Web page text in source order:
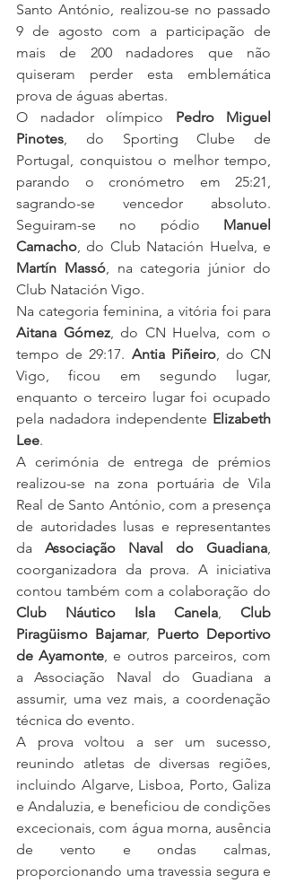
Santo António, realizou-se no passado
9 de agosto com a participação de
mais de 200 nadadores que não
quiseram perder esta emblemática
prova de águas abertas.
O nadador olímpico Pedro Miguel
Pinotes, do Sporting Clube de
Portugal, conquistou o melhor tempo,
parando o cronómetro em 25:21,
sagrando-se vencedor absoluto.
Seguiram-se no pódio Manuel
Camacho
Martín Massó, na categoria júnior do
Club Natación Vigo.
Aitana Gómez, do CN Huelva, com o
tempo de 29:17. Antia Piñeiro, do CN
Vigo, ficou em segundo lugar,
enquanto o terceiro lugar foi ocupado
pela nadadora independente Elizabeth
Lee.
A cerimónia de entrega de prémios
realizou-se na zona portuária de Vila
Real de Santo António, com a presença
de autoridades lusas e representantes
da Associação Naval do Guadiana,
coorganizadora da prova. A iniciativa
Club Náutico Isla Canela, Club
Piragüismo Bajamar, Puerto Deportivo
de Ayamonte, e outros parceiros, com
a Associação Naval do Guadiana a
assumir, uma vez mais, a coordenação
técnica do evento.
A prova voltou a ser um sucesso,
reunindo atletas de diversas regiões,
incluindo Algarve, Lisboa, Porto, Galiza
e Andaluzia, e beneficiou de condições
excecionais, com água morna, ausência
de vento e ondas calmas,
proporcionando uma travessia segura e